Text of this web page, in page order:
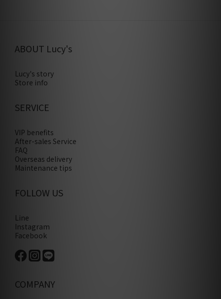
ABOUT Lucy's
Lucy's story
Store info
SERVICE
VIP benefits
After-sales Service
FAQ
Overseas delivery
Maintenance tips
FOLLOW US
Line
Instagram
Facebook
COMPANY